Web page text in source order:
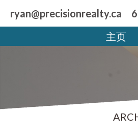
ryan@precisionrealty.ca
主页